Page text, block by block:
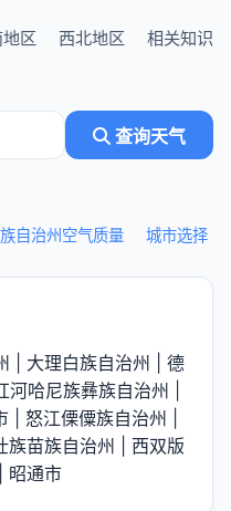
区 西北地区 相关知识
查询天气
自治州空气质量 城市选择
大理白族自治州
德
河哈尼族彝族自治州
怒江傈僳族自治州
族苗族自治州
西双版
昭通市